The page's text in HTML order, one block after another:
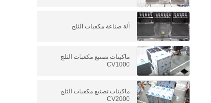
آلة صناعة مكعبات الثلج
ماكينات تصنيع مكعبات الثلج
CV1000
ماكينات تصنيع مكعبات الثلج
CV2000